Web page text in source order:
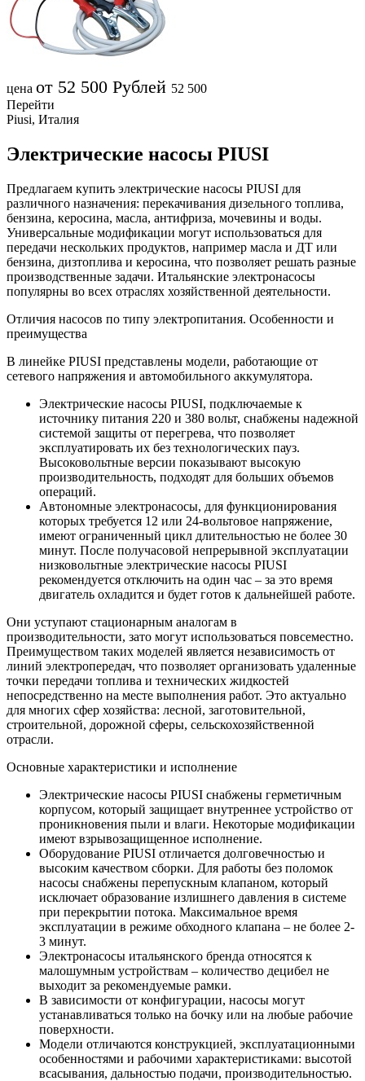
цена от 52 500 Рублей 52 500
Перейти
Piusi, Италия
Электрические насосы PIUSI
Предлагаем купить электрические насосы PIUSI для
различного назначения: перекачивания дизельного топлива,
бензина, керосина, масла, антифриза, мочевины и воды.
Универсальные модификации могут использоваться для
передачи нескольких продуктов, например масла и ДТ или
бензина, дизтоплива и керосина, что позволяет решать разные
производственные задачи. Итальянские электронасосы
популярны во всех отраслях хозяйственной деятельности.
Отличия насосов по типу электропитания. Особенности и
преимущества
В линейке PIUSI представлены модели, работающие от
сетевого напряжения и автомобильного аккумулятора.
Электрические насосы PIUSI, подключаемые к
источнику питания 220 и 380 вольт, снабжены надежной
системой защиты от перегрева, что позволяет
эксплуатировать их без технологических пауз.
Высоковольтные версии показывают высокую
производительность, подходят для больших объемов
операций.
Автономные электронасосы, для функционирования
которых требуется 12 или 24-вольтовое напряжение,
имеют ограниченный цикл длительностью не более 30
минут. После получасовой непрерывной эксплуатации
низковольтные электрические насосы PIUSI
рекомендуется отключить на один час – за это время
двигатель охладится и будет готов к дальнейшей работе.
Они уступают стационарным аналогам в
производительности, зато могут использоваться повсеместно.
Преимуществом таких моделей является независимость от
линий электропередач, что позволяет организовать удаленные
точки передачи топлива и технических жидкостей
непосредственно на месте выполнения работ. Это актуально
для многих сфер хозяйства: лесной, заготовительной,
строительной, дорожной сферы, сельскохозяйственной
отрасли.
Основные характеристики и исполнение
Электрические насосы PIUSI снабжены герметичным
корпусом, который защищает внутреннее устройство от
проникновения пыли и влаги. Некоторые модификации
имеют взрывозащищенное исполнение.
Оборудование PIUSI отличается долговечностью и
высоким качеством сборки. Для работы без поломок
насосы снабжены перепускным клапаном, который
исключает образование излишнего давления в системе
при перекрытии потока. Максимальное время
эксплуатации в режиме обходного клапана – не более 2-
3 минут.
Электронасосы итальянского бренда относятся к
малошумным устройствам – количество децибел не
выходит за рекомендуемые рамки.
В зависимости от конфигурации, насосы могут
устанавливаться только на бочку или на любые рабочие
поверхности.
Модели отличаются конструкцией, эксплуатационными
особенностями и рабочими характеристиками: высотой
всасывания, дальностью подачи, производительностью.